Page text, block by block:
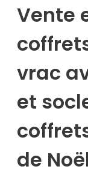
Vente
vrac
et
de